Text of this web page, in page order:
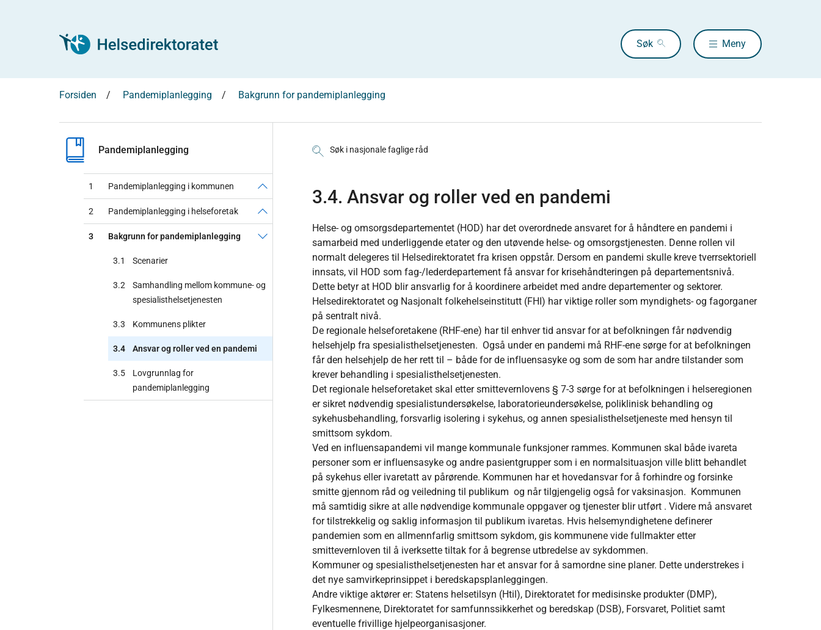
Søk Meny
Forsiden Pandemiplanlegging Bakgrunn for pandemiplanlegging
Pandemiplanlegging
1 Pandemiplanlegging i kommunen
2 Pandemiplanlegging i helseforetak
3 Bakgrunn for pandemiplanlegging
3.1 Scenarier
3.2
Samhandling mellom kommune- og
spesialisthelsetjenesten
3.3 Kommunens plikter
3.4 Ansvar og roller ved en pandemi
3.5
Lovgrunnlag for
pandemiplanlegging
Søk i nasjonale faglige råd
3.4. Ansvar og roller ved en pandemi
Helse- og omsorgsdepartementet (HOD) har det overordnede ansvaret for å håndtere en pandemi i
samarbeid med underliggende etater og den utøvende helse- og omsorgstjenesten. Denne rollen vil
normalt delegeres til Helsedirektoratet fra krisen oppstår. Dersom en pandemi skulle kreve tverrsektoriell
innsats, vil HOD som fag-/lederdepartement få ansvar for krisehåndteringen på departementsnivå.
Dette betyr at HOD blir ansvarlig for å koordinere arbeidet med andre departementer og sektorer.
Helsedirektoratet og Nasjonalt folkehelseinstitutt (FHI) har viktige roller som myndighets- og fagorganer
på sentralt nivå.
De regionale helseforetakene (RHF-ene) har til enhver tid ansvar for at befolkningen får nødvendig
helsehjelp fra spesialisthelsetjenesten. Også under en pandemi må RHF-ene sørge for at befolkningen
får den helsehjelp de her rett til – både for de influensasyke og som de som har andre tilstander som
krever behandling i spesialisthelsetjenesten.
Det regionale helseforetaket skal etter smittevernlovens § 7-3 sørge for at befolkningen i helseregionen
er sikret nødvendig spesialistundersøkelse, laboratorieundersøkelse, poliklinisk behandling og
sykehusbehandling, forsvarlig isolering i sykehus, og annen spesialisthelsetjeneste med hensyn til
smittsom sykdom.
Ved en influensapandemi vil mange kommunale funksjoner rammes. Kommunen skal både ivareta
personer som er influensasyke og andre pasientgrupper som i en normalsituasjon ville blitt behandlet
på sykehus eller ivaretatt av pårørende. Kommunen har et hovedansvar for å forhindre og forsinke
smitte gjennom råd og veiledning til publikum og når tilgjengelig også for vaksinasjon. Kommunen
må samtidig sikre at alle nødvendige kommunale oppgaver og tjenester blir utført . Videre må ansvaret
for tilstrekkelig og saklig informasjon til publikum ivaretas. Hvis helsemyndighetene definerer
pandemien som en allmennfarlig smittsom sykdom, gis kommunene vide fullmakter etter
smittevernloven til å iverksette tiltak for å begrense utbredelse av sykdommen.
Kommuner og spesialisthelsetjenesten har et ansvar for å samordne sine planer. Dette understrekes i
det nye samvirkeprinsippet i beredskapsplanleggingen.
Andre viktige aktører er: Statens helsetilsyn (Htil), Direktoratet for medisinske produkter (DMP),
Fylkesmennene, Direktoratet for samfunnssikkerhet og beredskap (DSB), Forsvaret, Politiet samt
eventuelle frivillige hjelpeorganisasjoner.